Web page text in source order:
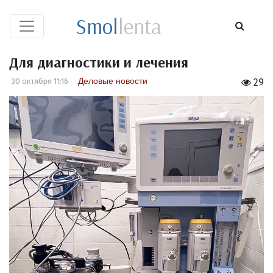
Smollenta
Для диагностики и лечения
29
30 октября 11:16 Деловые новости